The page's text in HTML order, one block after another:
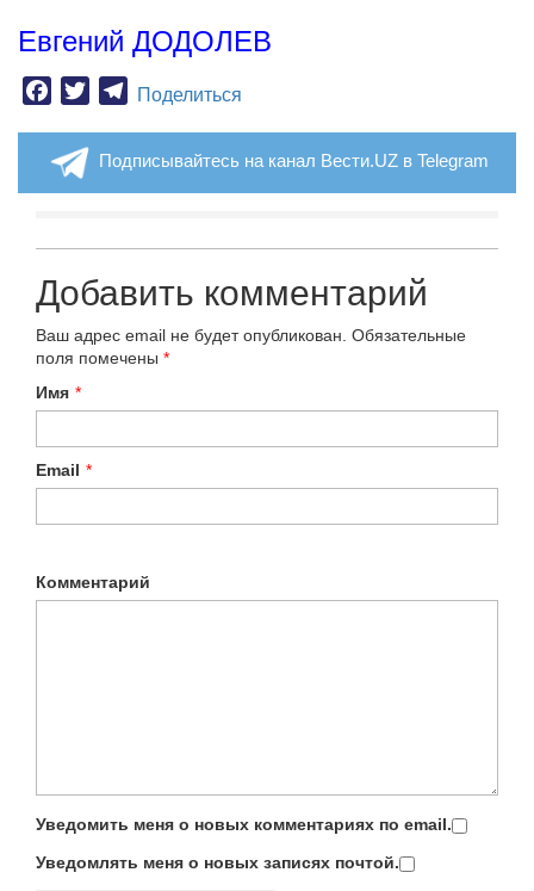
Евгений ДОДОЛЕВ
Facebook
TwitterTelegram
Поделиться
Подписывайтесь на канал Вести.UZ в Telegram
Добавить комментарий
Ваш адрес email не будет опубликован. Обязательные
поля помечены *
Имя *
Email *
Комментарий
Уведомить меня о новых комментариях по email.
Уведомлять меня о новых записях почтой.